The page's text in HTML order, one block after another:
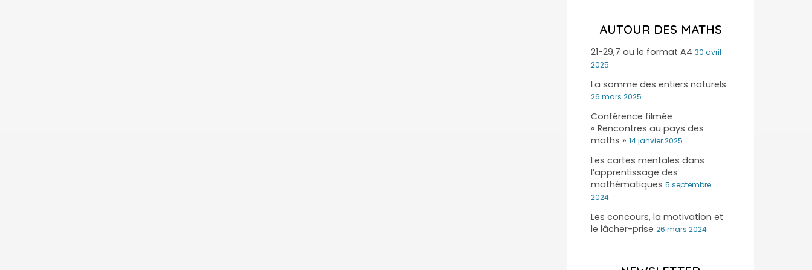
AUTOUR DES MATHS
21-29,7 ou le format A4 30 avril
2025
La somme des entiers naturels
26 mars 2025
Conférence filmée
« Rencontres au pays des
maths » 14 janvier 2025
Les cartes mentales dans
l’apprentissage des
mathématiques 5 septembre
2024
Les concours, la motivation et
le lâcher-prise 26 mars 2024